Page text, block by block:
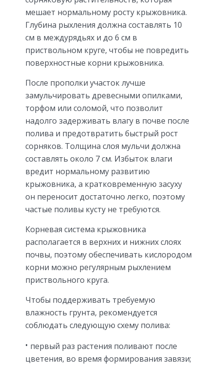
мешает нормальному росту крыжовника.
Глубина рыхления должна составлять 10
см в междурядьях и до 6 см в
приствольном круге, чтобы не повредить
поверхностные корни крыжовника.
После прополки участок лучше
замульчировать древесными опилками,
торфом или соломой, что позволит
надолго задерживать влагу в почве после
полива и предотвратить быстрый рост
сорняков. Толщина слоя мульчи должна
составлять около 7 см. Избыток влаги
вредит нормальному развитию
крыжовника, а кратковременную засуху
он переносит достаточно легко, поэтому
частые поливы кусту не требуются.
Корневая система крыжовника
располагается в верхних и нижних слоях
почвы, поэтому обеспечивать кислородом
корни можно регулярным рыхлением
приствольного круга.
Чтобы поддерживать требуемую
влажность грунта, рекомендуется
соблюдать следующую схему полива:
первый раз растения поливают после
цветения, во время формирования завязи;